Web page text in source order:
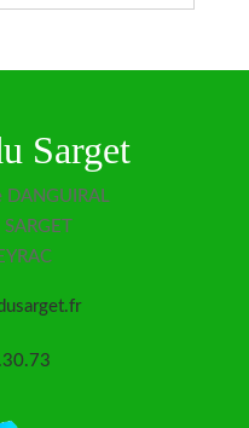
Sarget
DANGUIRAL